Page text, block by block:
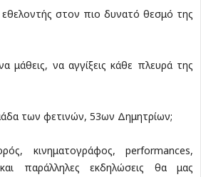
εθελοντής στον πιο δυνατό θεσμό της
μάθεις, να αγγίξεις κάθε πλευρά της
των φετινών, 53ων Δημητρίων;
κινηματογράφος, performances,
παράλληλες εκδηλώσεις θα μας